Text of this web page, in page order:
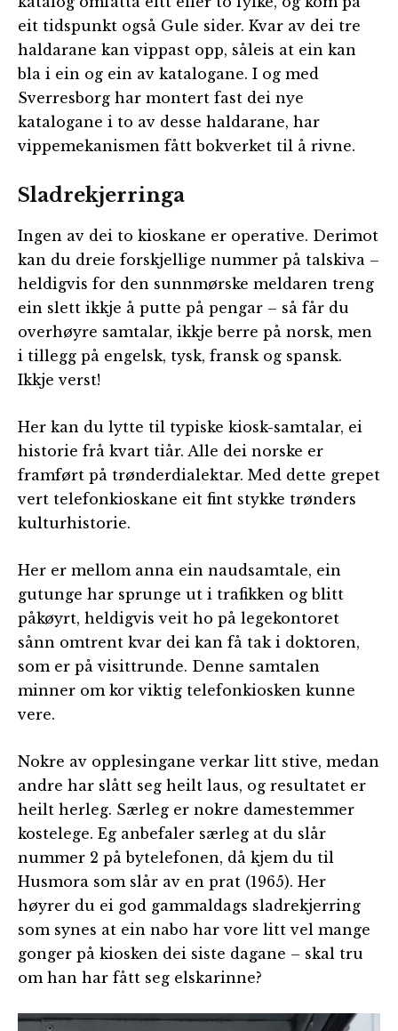
eit tidspunkt også Gule sider. Kvar av dei tre
haldarane kan vippast opp, såleis at ein kan
bla i ein og ein av katalogane. I og med
Sverresborg har montert fast dei nye
katalogane i to av desse haldarane, har
vippemekanismen fått bokverket til å rivne.
Sladrekjerringa
Ingen av dei to kioskane er operative. Derimot
kan du dreie forskjellige nummer på talskiva –
heldigvis for den sunnmørske meldaren treng
ein slett ikkje å putte på pengar – så får du
overhøyre samtalar, ikkje berre på norsk, men
i tillegg på engelsk, tysk, fransk og spansk.
Ikkje verst!
Her kan du lytte til typiske kiosk-samtalar, ei
historie frå kvart tiår. Alle dei norske er
framført på trønderdialektar. Med dette grepet
vert telefonkioskane eit fint stykke trønders
kulturhistorie.
Her er mellom anna ein naudsamtale, ein
gutunge har sprunge ut i trafikken og blitt
påkøyrt, heldigvis veit ho på legekontoret
sånn omtrent kvar dei kan få tak i doktoren,
som er på visittrunde. Denne samtalen
minner om kor viktig telefonkiosken kunne
vere.
Nokre av opplesingane verkar litt stive, medan
andre har slått seg heilt laus, og resultatet er
heilt herleg. Særleg er nokre damestemmer
kostelege. Eg anbefaler særleg at du slår
nummer 2 på bytelefonen, då kjem du til
Husmora som slår av en prat (1965). Her
høyrer du ei god gammaldags sladrekjerring
som synes at ein nabo har vore litt vel mange
gonger på kiosken dei siste dagane – skal tru
om han har fått seg elskarinne?